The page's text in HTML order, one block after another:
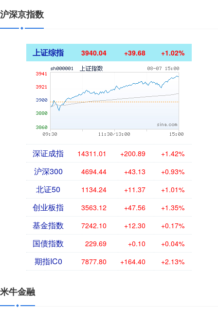
沪深京指数
上证综指 3940.04 +39.68 +1.02%
深证成指 14311.01 +200.89 +1.42%
沪深300 4694.44 +43.13 +0.93%
北证50 1134.24 +11.37 +1.01%
创业板指 3563.12 +47.56 +1.35%
基金指数 7242.10 +12.30 +0.17%
国债指数 229.69 +0.10 +0.04%
期指IC0 7877.80 +164.40 +2.13%
米牛金融